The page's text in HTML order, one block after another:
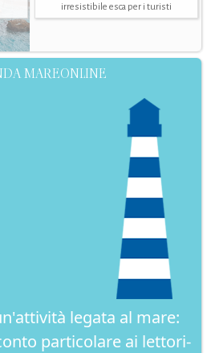
irresistibile esca per i turisti
MAREONLINE
legata al mare:
particolare ai lettori-